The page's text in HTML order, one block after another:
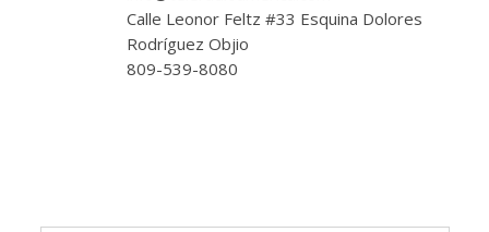
Calle Leonor Feltz #33 Esquina Dolores
Rodríguez Objio
809-539-8080